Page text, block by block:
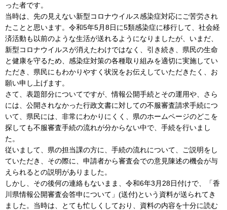
った者です。
当時は、先の見えない新型コロナウイルス感染症対応にご苦労され
たことと思います。令和5年5月8日に5類感染症に移行して、社会経
済活動も以前のような生活が送れるようになりましたが、いまだ、
新型コロナウイルスが消えたわけではなく、引き続き、県民の生命
と健康を守るため、感染症対策の各種取り組みを適切に実施してい
ただき、県民にもわかりやすく状況をお伝えしていただきたく、お
願い申し上げます。
さて、表題部分についてですが、情報公開手続とその運用や、さら
には、公開されなかった行政文書に対しての不服審査請求手続につ
いて、県民には、非常にわかりにくく、県のホームページのどこを
探しても不服審査手続の流れが分からない中で、手続を行いまし
た。
従いまして、県の担当課の方に、手続の流れについて、ご説明をし
ていただき、その際に、申請者から審査会での意見陳述の機会が与
えられるとの説明がありました。
しかし、その後何の連絡もないまま、令和6年3月28日付けで、「香
川県情報公開審査会答申について」(送付)という資料が送られてき
ました。当時は、とても忙しくしており、資料の内容を十分に読む